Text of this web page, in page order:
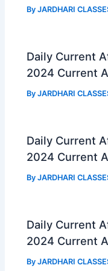
ByJARDHARI
Daily Current
2024 Current
ByJARDHARI
Daily Current
2024 Current
ByJARDHARI
Daily Current
2024 Current
ByJARDHARI